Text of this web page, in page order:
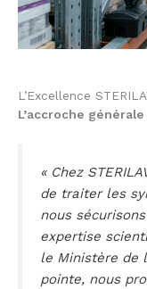
L’Excellence
L’accroche générale
« Chez
de traiter les
nous
expertise
le Ministère de
pointe, nous